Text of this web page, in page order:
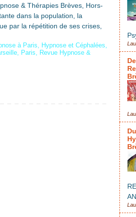
& Thérapies Brèves, Hors-
dans la population, la
par la répétition de ses crises,
à Paris Hypnose et Céphalées
Paris
Revue Hypnose &